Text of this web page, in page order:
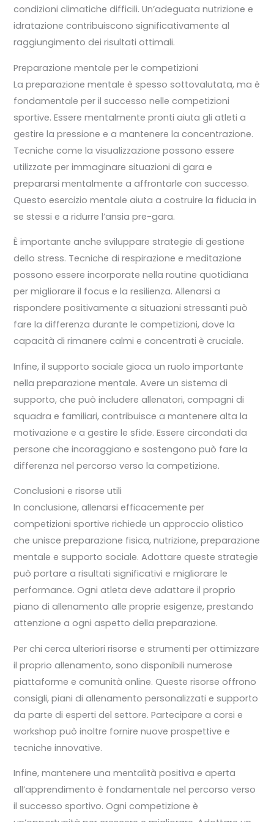
condizioni climatiche difficili. Un’adeguata nutrizione e
idratazione contribuiscono significativamente al
raggiungimento dei risultati ottimali.
Preparazione mentale per le competizioni
La preparazione mentale è spesso sottovalutata, ma è
fondamentale per il successo nelle competizioni
sportive. Essere mentalmente pronti aiuta gli atleti a
gestire la pressione e a mantenere la concentrazione.
Tecniche come la visualizzazione possono essere
utilizzate per immaginare situazioni di gara e
prepararsi mentalmente a affrontarle con successo.
Questo esercizio mentale aiuta a costruire la fiducia in
se stessi e a ridurre l’ansia pre-gara.
È importante anche sviluppare strategie di gestione
dello stress. Tecniche di respirazione e meditazione
possono essere incorporate nella routine quotidiana
per migliorare il focus e la resilienza. Allenarsi a
rispondere positivamente a situazioni stressanti può
fare la differenza durante le competizioni, dove la
capacità di rimanere calmi e concentrati è cruciale.
Infine, il supporto sociale gioca un ruolo importante
nella preparazione mentale. Avere un sistema di
supporto, che può includere allenatori, compagni di
squadra e familiari, contribuisce a mantenere alta la
motivazione e a gestire le sfide. Essere circondati da
persone che incoraggiano e sostengono può fare la
differenza nel percorso verso la competizione.
Conclusioni e risorse utili
In conclusione, allenarsi efficacemente per
competizioni sportive richiede un approccio olistico
che unisce preparazione fisica, nutrizione, preparazione
mentale e supporto sociale. Adottare queste strategie
può portare a risultati significativi e migliorare le
performance. Ogni atleta deve adattare il proprio
piano di allenamento alle proprie esigenze, prestando
attenzione a ogni aspetto della preparazione.
Per chi cerca ulteriori risorse e strumenti per ottimizzare
il proprio allenamento, sono disponibili numerose
piattaforme e comunità online. Queste risorse offrono
consigli, piani di allenamento personalizzati e supporto
da parte di esperti del settore. Partecipare a corsi e
workshop può inoltre fornire nuove prospettive e
tecniche innovative.
Infine, mantenere una mentalità positiva e aperta
all’apprendimento è fondamentale nel percorso verso
il successo sportivo. Ogni competizione è